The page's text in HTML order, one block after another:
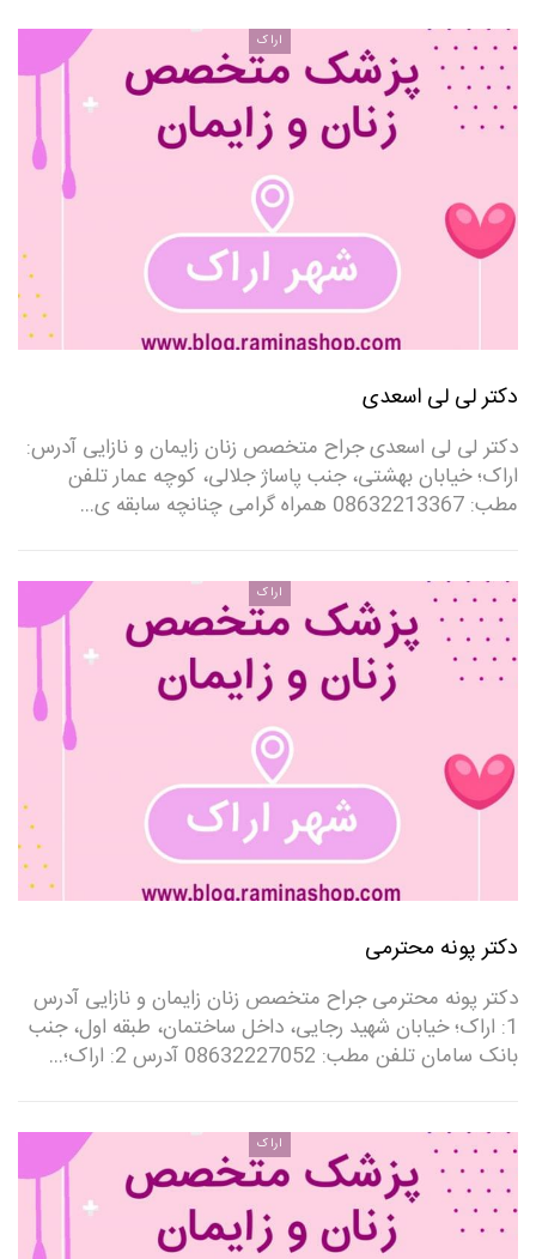
اراک
دکتر لی لی اسعدی
دکتر لی لی اسعدی جراح متخصص زنان زایمان و نازایی آدرس:
اراک؛ خیابان بهشتی، جنب پاساژ جلالی، کوچه عمار تلفن
مطب: 08632213367 همراه گرامی چنانچه سابقه ی…
اراک
دکتر پونه محترمی
دکتر پونه محترمی جراح متخصص زنان زایمان و نازایی آدرس
1: اراک؛ خیابان شهید رجایی، داخل ساختمان، طبقه اول، جنب
بانک سامان تلفن مطب: 08632227052 ‌آدرس 2: اراک؛…
اراک